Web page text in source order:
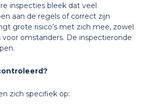
inspecties bleek dat veel
aan de regels of correct zijn
grote risico’s met zich mee, zowel
omstanders. De inspectieronde
zich specifiek op: